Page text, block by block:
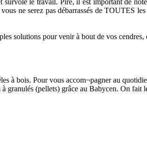
le travail. Pire, il est important de
ne serez pas débarrassés de TOUTES
solutions pour venir à bout de vos cendres,
à bois. Pour vous accom¬pagner au
granulés (pellets) grâce au Babycen. On fait